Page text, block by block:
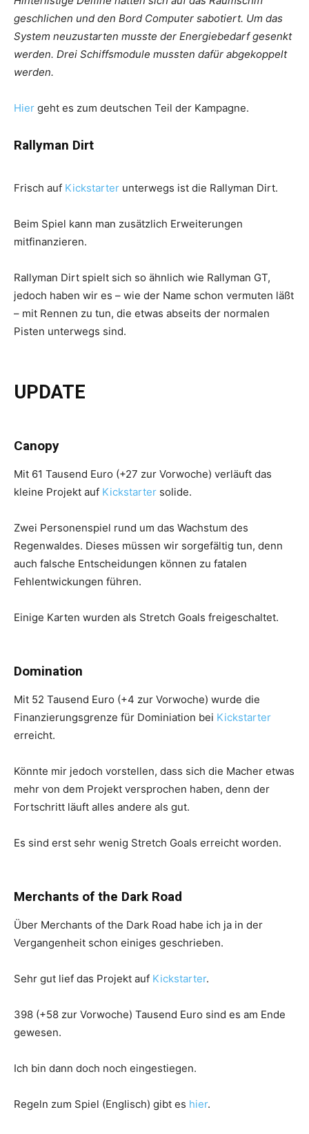
geschlichen und den Bord Computer sabotiert. Um das
System neuzustarten musste der Energiebedarf gesenkt
werden. Drei Schiffsmodule mussten dafür abgekoppelt
werden.
Hier geht es zum deutschen Teil der Kampagne.
Rallyman Dirt
Frisch auf Kickstarter unterwegs ist die Rallyman Dirt.
Beim Spiel kann man zusätzlich Erweiterungen
mitfinanzieren.
Rallyman Dirt spielt sich so ähnlich wie Rallyman GT,
jedoch haben wir es – wie der Name schon vermuten läßt
– mit Rennen zu tun, die etwas abseits der normalen
Pisten unterwegs sind.
UPDATE
Canopy
Mit 61 Tausend Euro (+27 zur Vorwoche) verläuft das
kleine Projekt auf Kickstarter solide.
Zwei Personenspiel rund um das Wachstum des
Regenwaldes. Dieses müssen wir sorgefältig tun, denn
auch falsche Entscheidungen können zu fatalen
Fehlentwickungen führen.
Einige Karten wurden als Stretch Goals freigeschaltet.
Domination
Mit 52 Tausend Euro (+4 zur Vorwoche) wurde die
Finanzierungsgrenze für Dominiation bei Kickstarter
erreicht.
Könnte mir jedoch vorstellen, dass sich die Macher etwas
mehr von dem Projekt versprochen haben, denn der
Fortschritt läuft alles andere als gut.
Es sind erst sehr wenig Stretch Goals erreicht worden.
Merchants of the Dark Road
Über Merchants of the Dark Road habe ich ja in der
Vergangenheit schon einiges geschrieben.
Sehr gut lief das Projekt auf Kickstarter.
398 (+58 zur Vorwoche) Tausend Euro sind es am Ende
gewesen.
Ich bin dann doch noch eingestiegen.
Regeln zum Spiel (Englisch) gibt es hier.